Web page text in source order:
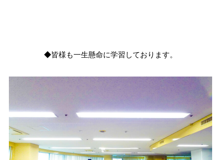
◆皆様も一生懸命に学習しております。